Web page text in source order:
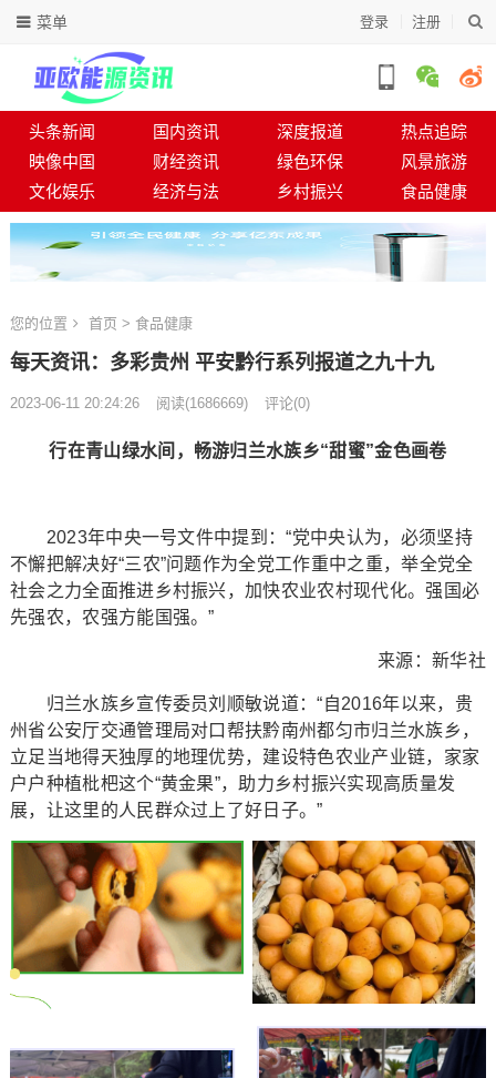
登录 注册
菜单
头条新闻 国内资讯 深度报道
热点追踪
映像中国
财经资讯 绿色环保
风景旅游
文化娱乐
经济与法 乡村振兴 食品健康
您的位置 首页 > 食品健康
每天资讯：多彩贵州 平安黔行系列报道之九十九
2023-06-11 20:24:26 阅读(1686669) 评论(0)
行在青山绿水间，畅游归兰水族乡“甜蜜”金色画卷
2023年中央一号文件中提到：“党中央认为，必须坚持
不懈把解决好“三农”问题作为全党工作重中之重，举全党全
社会之力全面推进乡村振兴，加快农业农村现代化。强国必
先强农，农强方能国强。”
来源：新华社
归兰水族乡宣传委员刘顺敏说道：“自2016年以来，贵
州省公安厅交通管理局对口帮扶黔南州都匀市归兰水族乡，
立足当地得天独厚的地理优势，建设特色农业产业链，家家
户户种植枇杷这个“黄金果”，助力乡村振兴实现高质量发
展，让这里的人民群众过上了好日子。”